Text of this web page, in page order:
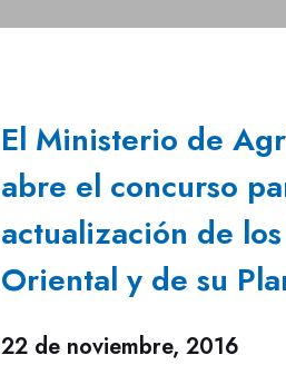
El Ministerio de
abre el concurso
actualización de
Oriental y de su
22 de noviembre, 2016